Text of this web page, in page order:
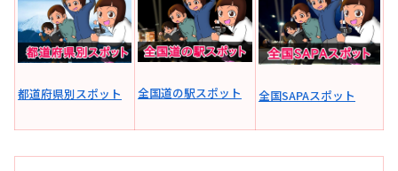
都道府県別スポット 全国道の駅スポット 全国SAPAスポット